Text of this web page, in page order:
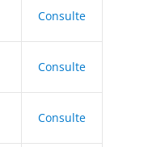
Consulte
Consulte
Consulte